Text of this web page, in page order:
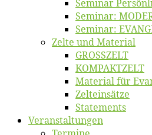
Se­mi­nar
Se­mi­nar:
Se­mi­nar:
Zel­te und Material
GROSSZELT
KOMPAKTZELT
Ma­te­ri­al für
Zelt­ein­sät­ze
State­ments
Ver­an­stal­tun­gen